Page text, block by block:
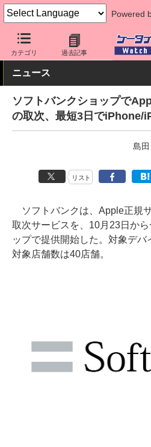
Powered
カテゴリ 過去記事
ケータイ Watch キャリア ソフト
ニュース
ソフトバンクショップで
の取次、最短3日でiPhone/
島
リスト
ソフトバンクは、Apple正規
取次サービスを、10月23日か
ップで提供開始した。対象デバ
対象店舗数は40店舗。